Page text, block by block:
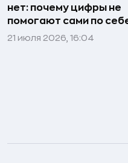
нет: почему цифры не
помогают сами по
21 июля 2026, 16:04